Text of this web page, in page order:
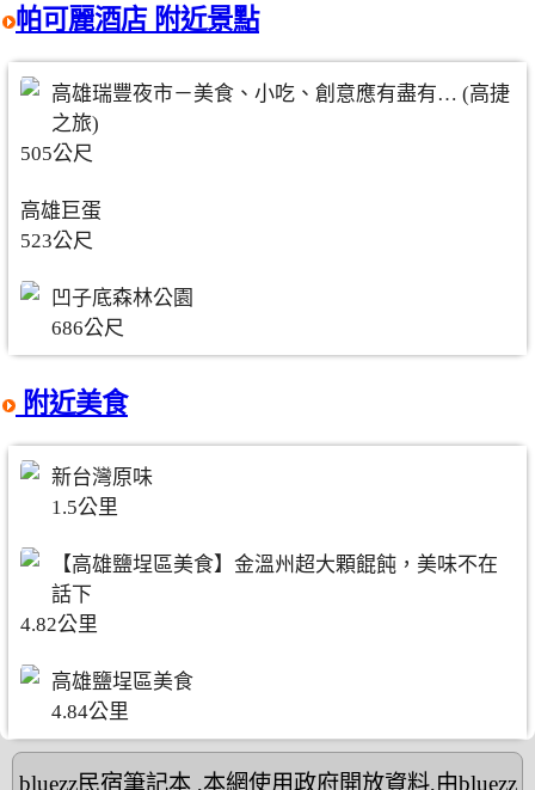
帕可麗酒店 附近景點
高雄瑞豐夜市－美食、小吃、創意應有盡有… (高捷
之旅)
505公尺
高雄巨蛋
523公尺
凹子底森林公園
686公尺
附近美食
新台灣原味
1.5公里
【高雄鹽埕區美食】金溫州超大顆餛飩，美味不在
話下
4.82公里
高雄鹽埕區美食
4.84公里
bluezz民宿筆記本,本網使用政府開放資料,由bluezz